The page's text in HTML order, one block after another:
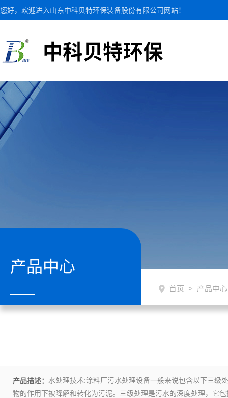
您好，欢迎进入山东中科贝特环保装备股份有限公司网站！
产品中心
首页 > 产品中心
产品描述： 水处理技术:涂料厂污水处理设备一般来说包含以下三级
物的作用下被降解和转化为污泥。三级处理是污水的深度处理，它